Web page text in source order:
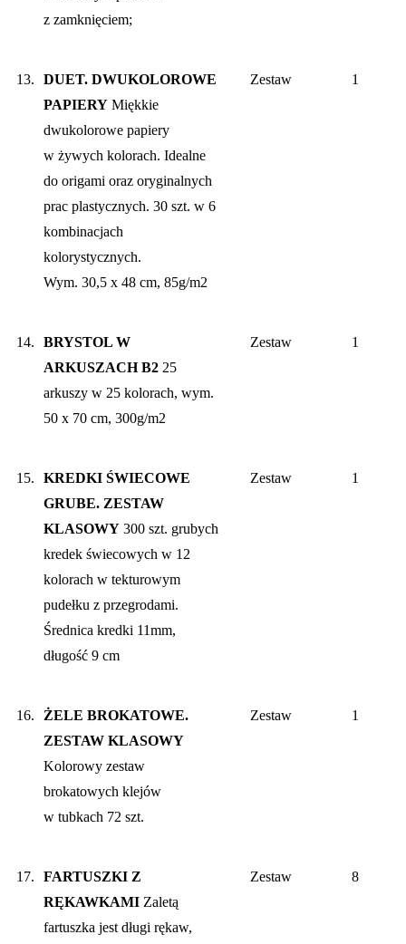
z zamknięciem;
13.
DUET. DWUKOLOROWE
PAPIERY Miękkie
dwukolorowe papiery
w żywych kolorach. Idealne
do origami oraz oryginalnych
prac plastycznych. 30 szt. w 6
kombinacjach
kolorystycznych.
Wym. 30,5 x 48 cm, 85g/m2
Zestaw 1
14.
BRYSTOL W
ARKUSZACH B2 25
arkuszy w 25 kolorach, wym.
50 x 70 cm, 300g/m2
Zestaw 1
15.
KREDKI ŚWIECOWE
GRUBE. ZESTAW
KLASOWY 300 szt. grubych
kredek świecowych w 12
kolorach w tekturowym
pudełku z przegrodami.
Średnica kredki 11mm,
długość 9 cm
Zestaw 1
16.
ŻELE BROKATOWE.
ZESTAW KLASOWY
Kolorowy zestaw
brokatowych klejów
w tubkach 72 szt.
Zestaw 1
17.
FARTUSZKI Z
RĘKAWKAMI Zaletą
fartuszka jest długi rękaw,
Zestaw 8